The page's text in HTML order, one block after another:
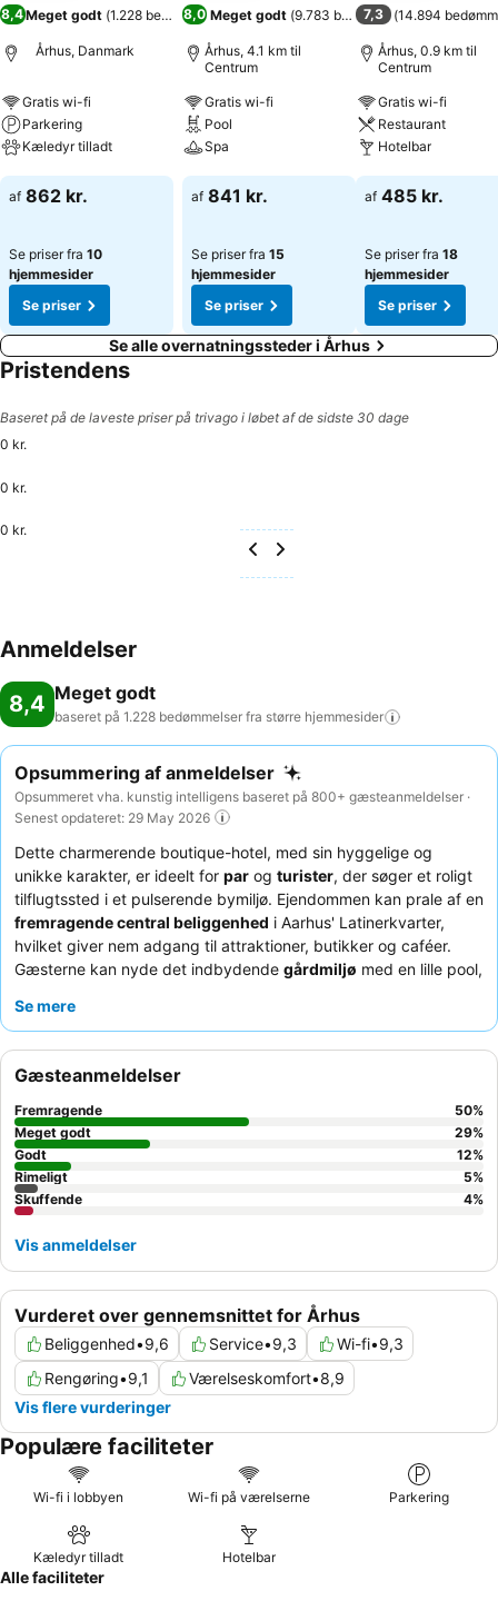
8,4Meget godt (1.228 bedømmelser)
Århus, Danmark
Gratis wi-fi
Parkering
Kæledyr tilladt
Se priser
af 862 kr.
Se priser fra 10
hjemmesider
Se priser
8,0 Meget godt (9.783 bedømmelser)
Århus, 4.1 km til
Centrum
Gratis wi-fi
Pool
Spa
Se priser
af 841 kr.
Se priser fra 15
hjemmesider
Se priser
7,3 (14.894
Århus, 0.9 km til
Centrum
Gratis wi-fi
Restaurant
Hotelbar
Se priser
af 485 kr.
Se priser fra 18
hjemmesider
Se priser
Se alle overnatningssteder i Århus
Pristendens
Baseret på de laveste priser på trivago i løbet af de sidste 30 dage
0 kr.
0 kr.
0 kr.
Anmeldelser
8,4 Meget godt
baseret på 1.228 bedømmelser fra større hjemmesider
Opsummering af anmeldelser
Opsummeret vha. kunstig intelligens baseret på 800+ gæsteanmeldelser ·
Senest opdateret: 29 May 2026
Dette charmerende boutique-hotel, med sin hyggelige og
unikke karakter, er ideelt for par og turister, der søger et roligt
tilflugtssted i et pulserende bymiljø. Ejendommen kan prale af en
fremragende central beliggenhed i Aarhus' Latinerkvarter,
hvilket giver nem adgang til attraktioner, butikker og caféer.
Gæsterne kan nyde det indbydende gårdmiljø med en lille pool,
enestående venlighed og hjælpsomhed, som komplementerer
der vender ud mod hotellets fredfyldte gårdhave.
Se mere
Vurderet over gennemsnittet for Århus
Beliggenhed•9,6 Service•9,3 Wi-fi•9,3
Rengøring•9,1 Værelseskomfort•8,9
Vis flere vurderinger
Gæsteanmeldelser
Fremragende 50%
Meget godt
29%
Godt
12%
Rimeligt
5%
Skuffende
4%
Vis anmeldelser
Populære faciliteter
Wi-fi i lobbyen Wi-fi på værelserne Parkering
Kæledyr tilladt Hotelbar
Alle faciliteter